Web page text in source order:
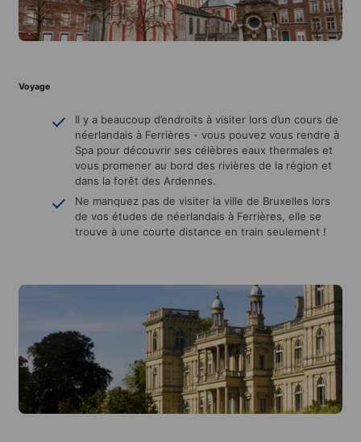
Voyage
Il y a beaucoup d’endroits à visiter lors d’un cours de
néerlandais à Ferrières - vous pouvez vous rendre à
Spa pour découvrir ses célèbres eaux thermales et
vous promener au bord des rivières de la région et
dans la forêt des Ardennes.
Ne manquez pas de visiter la ville de Bruxelles lors
de vos études de néerlandais à Ferrières, elle se
trouve à une courte distance en train seulement !